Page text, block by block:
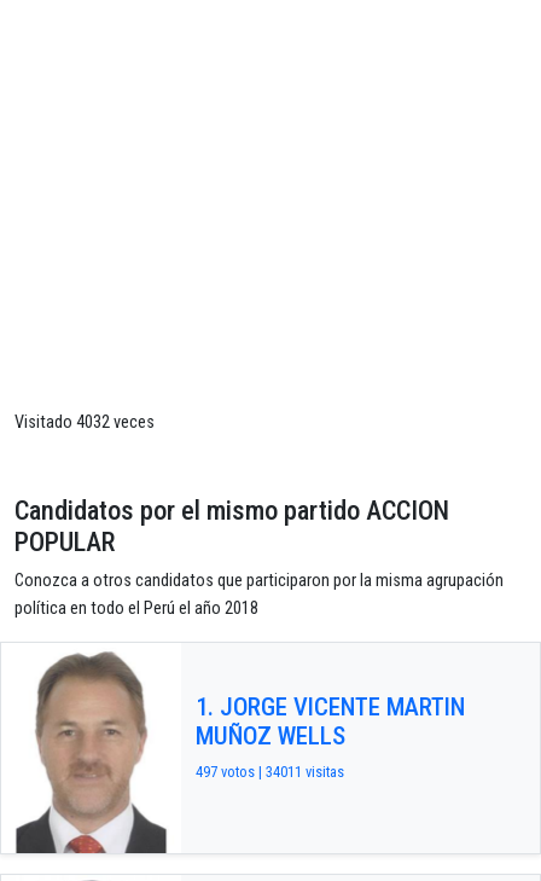
Visitado 4032 veces
Candidatos por el mismo partido ACCION
POPULAR
Conozca a otros candidatos que participaron por la misma agrupación
política en todo el Perú el año 2018
1. JORGE VICENTE MARTIN
MUÑOZ WELLS
497 votos | 34011 visitas